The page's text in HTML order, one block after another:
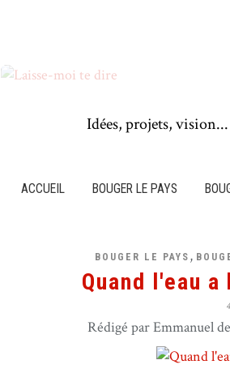
Idées, projets,
ACCUEIL BOUGER LE PAYS
BOUGER LE PAYS ,
Quand l'eau
Rédigé par Emmanuel